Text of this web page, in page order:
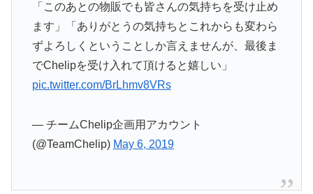
「このあとの物販でも皆さんの気持ちを受け止め
ます」「ありがとうの気持ちとこれからも変わら
ずよろしくということしか言えませんが、最後ま
でChelipを受け入れて頂けると嬉しい」
pic.twitter.com/BrLhmv8VRs
— チームChelip企画用アカウント
(@TeamChelip) May 6, 2019